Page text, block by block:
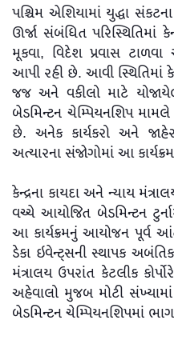
પશ્ચિમ એશિયામાં યુદ્ધા
ઊર્જા સંબંધિત પરિસ્થિતિમાં
મૂકવા, વિદેશ પ્રવાસ
આપી રહી છે. આવી સ્થિતિમાં
જજ અને વકીલો માટે
બેડમિન્ટન ચેમ્પિયનશિપ
છે. અનેક કાર્યકરો અને
અત્યારના સંજોગોમાં આ
કેન્દ્રના કાયદા અને ન્યાય
વચ્ચે આયોજિત બેડમિન્ટન
આ કાર્યક્રમનું આયોજન પૂર્વ
ડેકા ઇવેન્ટ્સની સ્થાપક
મંત્રાલય ઉપરાંત કેટલીક
અહેવાલો મુજબ મોટી
બેડમિન્ટન ચેમ્પિયનશિપમાં